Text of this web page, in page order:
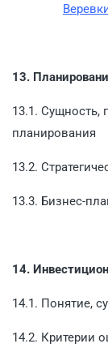
13.
13.1. Сущность,
планирования
13.2.
13.3. Бизнес-
14.
14.1. Понятие,
14.2. Критерии